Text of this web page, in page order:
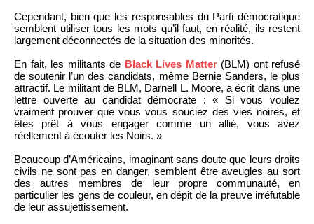
Cependant, bien que les responsables du Parti démocratique
semblent utiliser tous les mots qu’il faut, en réalité, ils restent
largement déconnectés de la situation des minorités.
En fait, les militants de Black Lives Matter(BLM) ont refusé
de soutenir l’un des candidats, même Bernie Sanders, le plus
attractif. Le militant de BLM, Darnell L. Moore, a écrit dans une
lettre ouverte au candidat démocrate : « Si vous voulez
vraiment prouver que vous vous souciez des vies noires, et
êtes prêt à vous engager comme un allié, vous avez
réellement à écouter les Noirs. »
Beaucoup d’Américains, imaginant sans doute que leurs droits
civils ne sont pas en danger, semblent être aveugles au sort
des autres membres de leur propre communauté, en
particulier les gens de couleur, en dépit de la preuve irréfutable
de leur assujettissement.